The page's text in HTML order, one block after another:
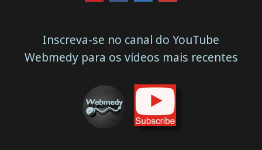
Inscreva-se no canal do YouTube
Webmedy para os vídeos mais recentes